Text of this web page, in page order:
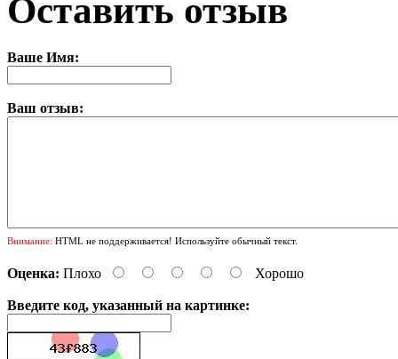
Оставить отзыв
Ваше Имя:
Ваш отзыв:
Внимание: HTML не поддерживается! Используйте обычный текст.
Оценка: Плохо Хорошо
Введите код, указанный на картинке: